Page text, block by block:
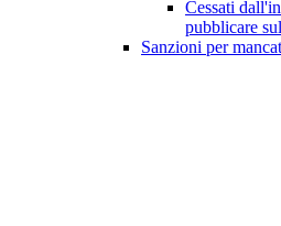
Cessati
pubblicare
Sanzioni per